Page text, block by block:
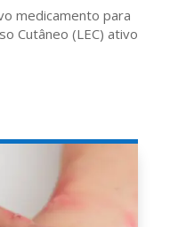
medicamento para
Cutâneo (LEC) ativo